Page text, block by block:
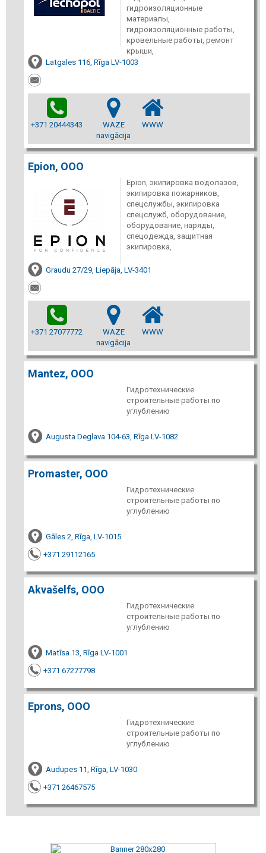
гидроизоляционные
материалы,
гидроизоляционные работы,
кровельные работы, ремонт
крыши,
Latgales 116, Rīga LV-1003
+371 20444343
WAZE
navigācija
WWW
Epion, ООО
Epion, экипировка водолазов,
экипировка пожарников,
спецслужбы, экипировка
спецслужб, оборудование,
оборудование, наряды,
спецодежда, защитная
экипировка,
Graudu 27/29, Liepāja, LV-3401
+371 27077772
WAZE
navigācija
WWW
Mantez, ООО
Гидротехнические
строительные работы по
углублению
Augusta Deglava 104-63, Rīga LV-1082
Promaster, ООО
Гидротехнические
строительные работы по
углублению
Gāles 2, Rīga, LV-1015
+371 29112165
Akvašelfs, ООО
Гидротехнические
строительные работы по
углублению
Matīsa 13, Rīga LV-1001
+371 67277798
Eprons, ООО
Гидротехнические
строительные работы по
углублению
Audupes 11, Rīga, LV-1030
+371 26467575